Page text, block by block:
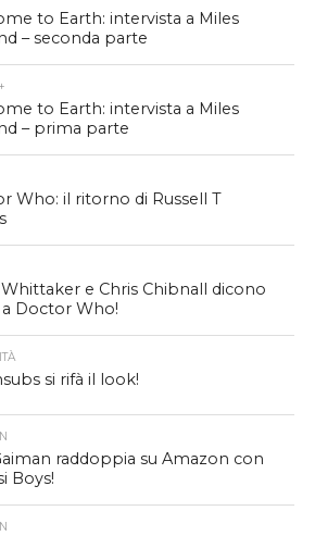
to Earth: intervista a Miles
– seconda parte
to Earth: intervista a Miles
– prima parte
Who: il ritorno di Russell T
e Chris Chibnall dicono
a Doctor Who!
si rifà il look!
raddoppia su Amazon con
Boys!